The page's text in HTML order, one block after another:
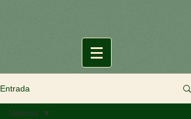
Entrada
Noticias